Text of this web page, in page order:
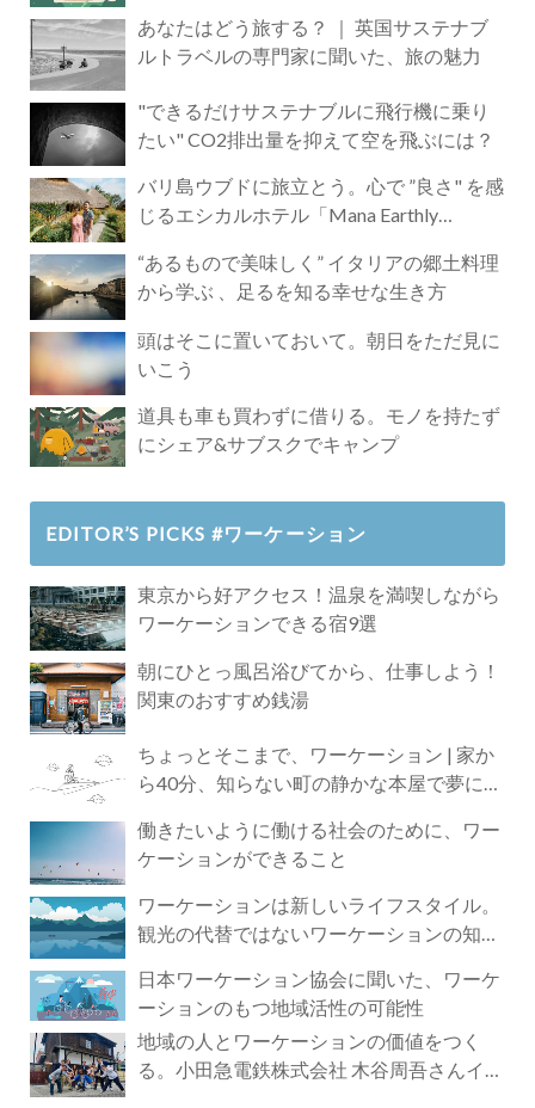
あなたはどう旅する？ ｜ 英国サステナブ
ルトラベルの専門家に聞いた、旅の魅力
"できるだけサステナブルに飛行機に乗り
たい" CO2排出量を抑えて空を飛ぶには？
バリ島ウブドに旅立とう。心で ”良さ" を感
じるエシカルホテル「Mana Earthly
“あるもので美味しく” イタリアの郷土料理
から学ぶ 、足るを知る幸せな生き方
頭はそこに置いておいて。朝日をただ見に
いこう
道具も車も買わずに借りる。モノを持たず
にシェア&サブスクでキャンプ
EDITOR’S PICKS #ワーケーション
東京から好アクセス！温泉を満喫しながら
ワーケーションできる宿9選
朝にひとっ風呂浴びてから、仕事しよう！
関東のおすすめ銭湯
ちょっとそこまで、ワーケーション | 家か
ら40分、知らない町の静かな本屋で夢に近
働きたいように働ける社会のために、ワー
ケーションができること
ワーケーションは新しいライフスタイル。
観光の代替ではないワーケーションの知ら
日本ワーケーション協会に聞いた、ワーケ
ーションのもつ地域活性の可能性
地域の人とワーケーションの価値をつく
る。小田急電鉄株式会社 木谷周吾さんイン